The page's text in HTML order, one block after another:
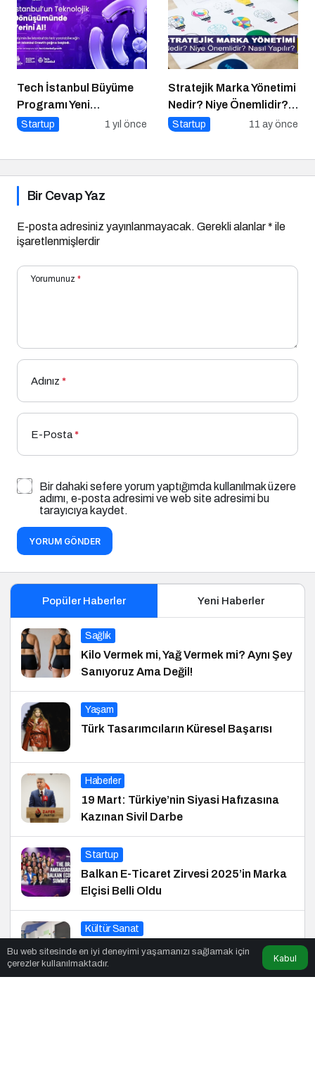
Tech İstanbul Büyüme
Programı Yeni
Başvurulara Kapılarını
Startup 1 yıl önce
Stratejik Marka Yönetimi
Nedir? Niye Önemlidir?
Stratejik Marka Yönetimi
Startup 11 ay önce
Bir Cevap Yaz
E-posta adresiniz yayınlanmayacak. Gerekli alanlar* ile
işaretlenmişlerdir
Yorumunuz *
Adınız *
E-Posta*
Bir dahaki sefere yorum yaptığımda kullanılmak üzere
adımı, e-posta adresimi ve web site adresimi bu
tarayıcıya kaydet.
YORUM GÖNDER
Popüler Haberler Yeni Haberler
Sağlık
Kilo Vermek mi, Yağ Vermek mi? Aynı Şey
Sanıyoruz Ama Değil!
Yaşam
Türk Tasarımcıların Küresel Başarısı
Haberler
19 Mart: Türkiye’nin Siyasi Hafızasına
Kazınan Sivil Darbe
Startup
Balkan E-Ticaret Zirvesi 2025’in Marka
Elçisi Belli Oldu
Kültür Sanat
Çocuklar Masallarla Hayallerini
Gerçekleştiriyor!
Bu web sitesinde en iyi deneyimi yaşamanızı sağlamak için
çerezler kullanılmaktadır.
Kabul